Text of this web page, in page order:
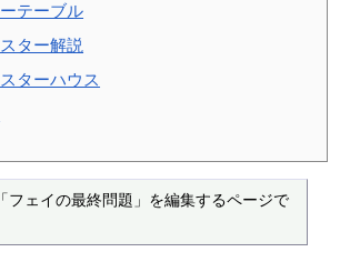
テーブル
ター解説
ターハウス
フェイの最終問題」を編集するページで